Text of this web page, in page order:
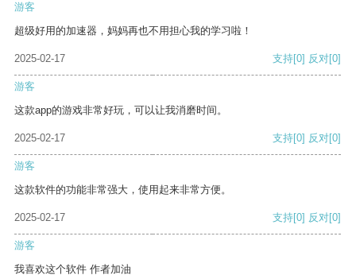
游客
超级好用的加速器，妈妈再也不用担心我的学习啦！
2025-02-17 支持[0] 反对[0]
游客
这款app的游戏非常好玩，可以让我消磨时间。
2025-02-17 支持[0] 反对[0]
游客
这款软件的功能非常强大，使用起来非常方便。
2025-02-17 支持[0] 反对[0]
游客
我喜欢这个软件 作者加油